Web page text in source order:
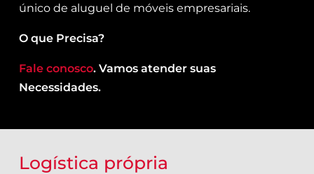
único de aluguel de móveis empresariais.
O que Precisa?
Fale conosco. Vamos atender suas
Necessidades.
Logística própria